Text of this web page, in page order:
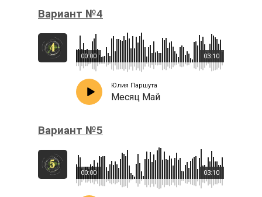
Вариант №4
03:10
00:00
Юлия Паршута
Месяц Май
Вариант №5
03:10
00:00